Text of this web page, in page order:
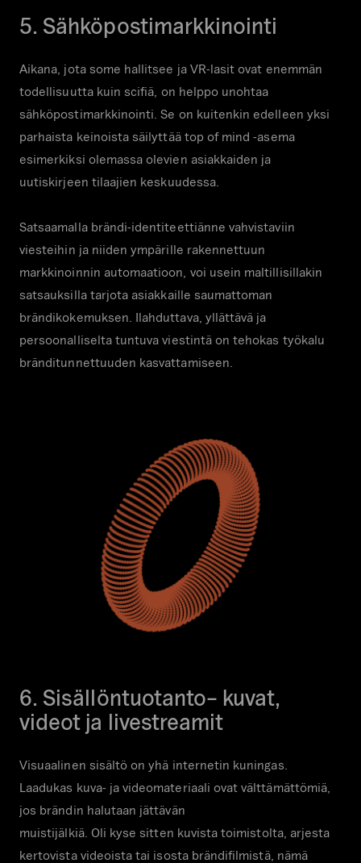
5. Sähköpostimarkkinointi
Aikana, jota some hallitsee ja VR-lasit ovat enemmän
todellisuutta kuin scifiä, on helppo unohtaa
sähköpostimarkkinointi. Se on kuitenkin edelleen yksi
parhaista keinoista säilyttää top of mind -asema
esimerkiksi olemassa olevien asiakkaiden ja
uutiskirjeen tilaajien keskuudessa.
Satsaamalla brändi-identiteettiänne vahvistaviin
viesteihin ja niiden ympärille rakennettuun
markkinoinnin automaatioon, voi usein maltillisillakin
satsauksilla tarjota asiakkaille saumattoman
brändikokemuksen. Ilahduttava, yllättävä ja
persoonalliselta tuntuva viestintä on tehokas työkalu
bränditunnettuuden kasvattamiseen.
6. Sisällöntuotanto– kuvat,
videot ja livestreamit
Visuaalinen sisältö on yhä internetin kuningas.
Laadukas kuva- ja videomateriaali ovat välttämättömiä,
jos brändin halutaan jättävän
muistijälkiä. Oli kyse sitten kuvista toimistolta, arjesta
kertovista videoista tai isosta brändifilmistä, nämä